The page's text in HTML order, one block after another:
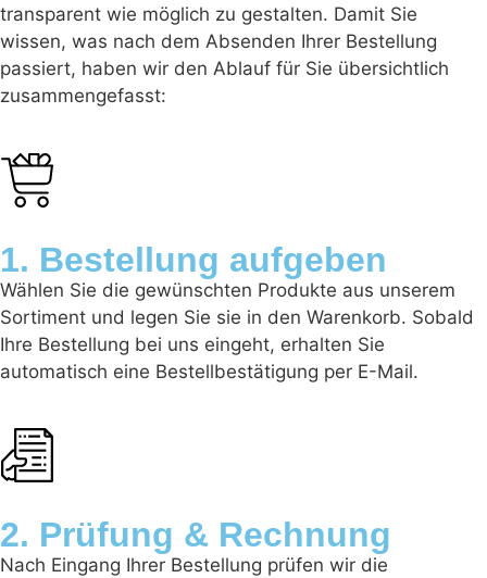
transparent wie möglich zu gestalten. Damit Sie
wissen, was nach dem Absenden Ihrer Bestellung
passiert, haben wir den Ablauf für Sie übersichtlich
zusammengefasst:
1. Bestellung aufgeben
Wählen Sie die gewünschten Produkte aus unserem
Sortiment und legen Sie sie in den Warenkorb. Sobald
Ihre Bestellung bei uns eingeht, erhalten Sie
automatisch eine Bestellbestätigung per E-Mail.
2. Prüfung & Rechnung
Nach Eingang Ihrer Bestellung prüfen wir die